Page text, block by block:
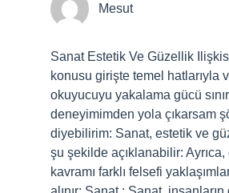
Mesut
Sanat Estetik Ve Güzellik
konusu girişte temel hatlarıyla
okuyucuyu yakalama gücü
deneyimimden yola çıkarsam
diyebilirim: Sanat, estetik ve
şu şekilde açıklanabilir:
kavramı farklı felsefi